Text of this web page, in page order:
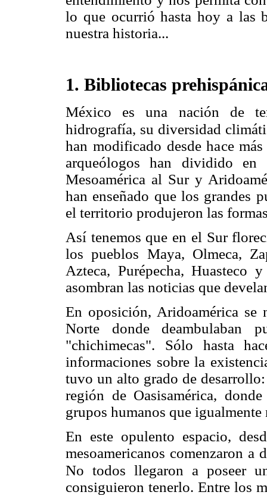
lo que ocurrió hasta hoy a las
nuestra historia...
1. Bibliotecas
México es una nación de
hidrografía, su diversidad
han modificado desde hace
arqueólogos han dividido en
Mesoamérica al Sur y
han enseñado que los grandes
el territorio produjeron las
Así tenemos que en el Sur
los pueblos Maya, Olmeca,
Azteca, Purépecha, Huasteco
asombran las noticias que
En oposición, Aridoamérica se
Norte donde deambulaban
"chichimecas". Sólo hasta
informaciones sobre la
tuvo un alto grado de
región de Oasisamérica,
grupos humanos que
En este opulento espacio,
mesoamericanos comenzaron a
No todos llegaron a poseer
consiguieron tenerlo. Entre los